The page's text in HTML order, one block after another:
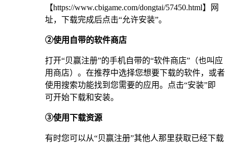
【https://www.cbigame.com/dongtai/57450.html】网
址，下载完成后点击“允许安装”。
②使用自带的软件商店
打开“贝赢注册”的手机自带的“软件商店”（也叫应
用商店）。在推荐中选择您想要下载的软件，或者
使用搜索功能找到您需要的应用。点击“安装”即
可开始下载和安装。
③使用下载资源
有时您可以从“贝赢注册”其他人那里获取已经下载